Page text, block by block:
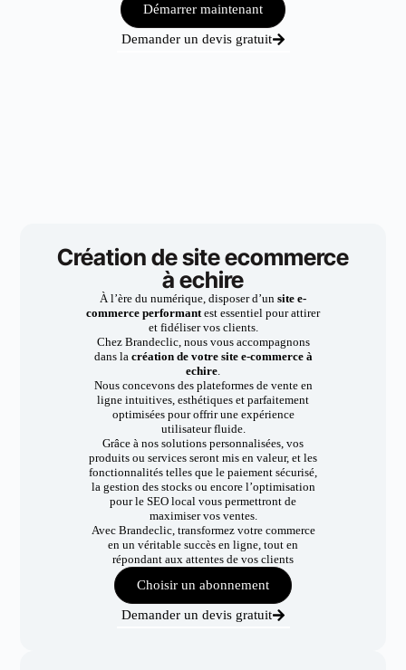
Démarrer maintenant
Demander un devis gratuit
Création de site ecommerce
à echire
À l’ère du numérique, disposer d’un site e-
commerce performantest essentiel pour attirer
et fidéliser vos clients.
Chez Brandeclic, nous vous accompagnons
dans la création de votre site e-commerce à
echire.
Nous concevons des plateformes de vente en
ligne intuitives, esthétiques et parfaitement
optimisées pour offrir une expérience
utilisateur fluide.
Grâce à nos solutions personnalisées, vos
produits ou services seront mis en valeur, et les
fonctionnalités telles que le paiement sécurisé,
la gestion des stocks ou encore l’optimisation
pour le SEO local vous permettront de
maximiser vos ventes.
Avec Brandeclic, transformez votre commerce
en un véritable succès en ligne, tout en
répondant aux attentes de vos clients
Choisir un abonnement
Demander un devis gratuit